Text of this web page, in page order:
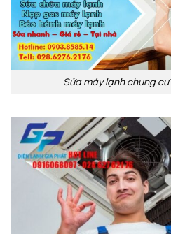
Sửa máy lạnh chung